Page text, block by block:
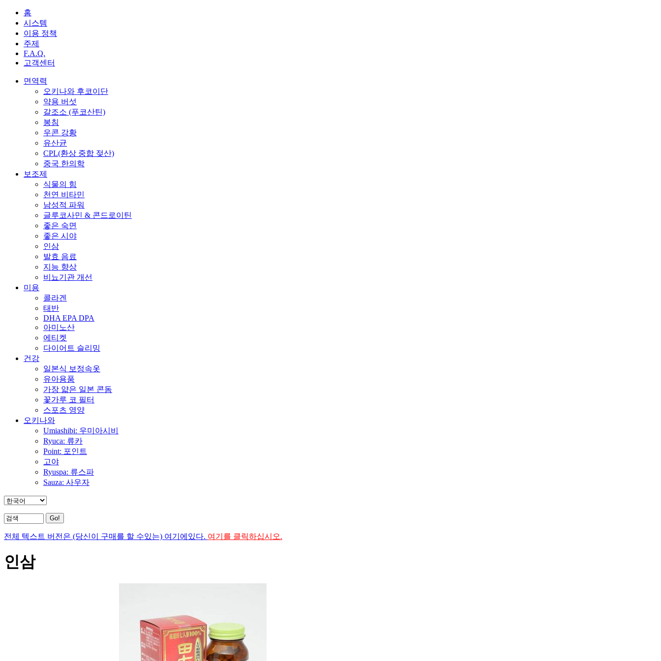
홈
시스템
이용 정책
주제
F.A.Q.
고객센터
면역력
오키나와 후코이단
약용 버섯
갈조소 (푸코산틴)
봉침
우콘 강황
유산균
CPL(환상 중합 젖산)
중국 한의학
보조제
식물의 힘
천연 비타민
남성적 파워
글루코사민 & 콘드로이틴
좋은 숙면
좋은 시야
인삼
발효 음료
지능 향상
비뇨기관 개선
미용
콜라겐
태반
DHA EPA DPA
아미노산
에티켓
다이어트 슬리밍
건강
일본식 보정속옷
유아용품
가장 얇은 일본 콘돔
꽃가루 코 필터
스포츠 영양
오키나와
Umiashibi: 우미아시비
Ryuca: 류카
Point: 포인트
고야
Ryuspa: 류스파
Sauza: 사우자
전체 텍스트 버전은 (당신이 구매를 할 수있는) 여기에있다. 여기를 클릭하십시오.
인삼